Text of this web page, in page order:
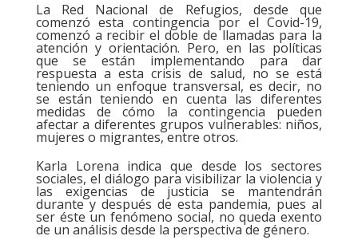
La Red Nacional de Refugios, desde que
comenzó esta contingencia por el Covid-19,
comenzó a recibir el doble de llamadas para la
atención y orientación. Pero, en las políticas
que se están implementando para dar
respuesta a esta crisis de salud, no se está
teniendo un enfoque transversal, es decir, no
se están teniendo en cuenta las diferentes
medidas de cómo la contingencia pueden
afectar a diferentes grupos vulnerables: niños,
mujeres o migrantes, entre otros.
Karla Lorena indica que desde los sectores
sociales, el diálogo para visibilizar la violencia y
las exigencias de justicia se mantendrán
durante y después de esta pandemia, pues al
ser éste un fenómeno social, no queda exento
de un análisis desde la perspectiva de género.